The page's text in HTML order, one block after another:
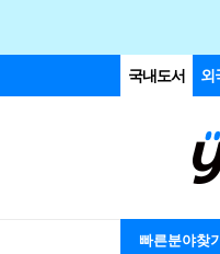
국내도서 외
빠른분야찾기